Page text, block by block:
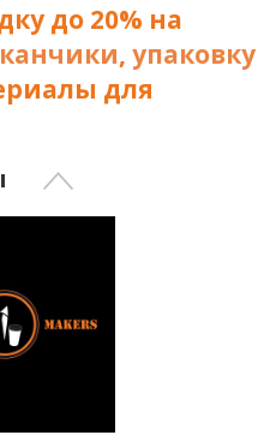
до 20% на
, упаковку
для